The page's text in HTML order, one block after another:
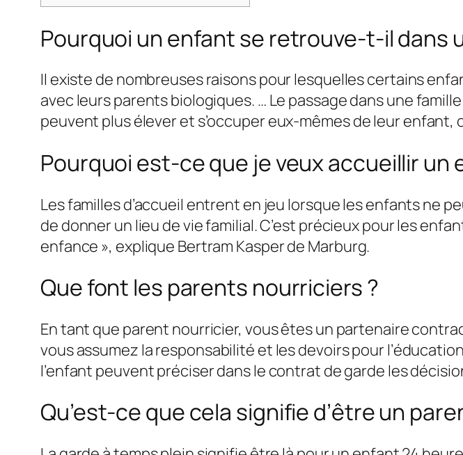
Pourquoi un enfant se retrouve-t-il dans
Il existe de nombreuses raisons pour lesquelles certains
avec leurs parents biologiques. … Le passage dans une
peuvent plus élever et s’occuper eux-mêmes de leur
Pourquoi est-ce que je veux accueillir un
Les familles d’accueil entrent en jeu lorsque les enfants ne
de donner un lieu de vie familial. C’est précieux pour les
enfance », explique Bertram Kasper de Marburg.
Que font les parents nourriciers ?
En tant que parent nourricier, vous êtes un partenaire
vous assumez la responsabilité et les devoirs pour
l’enfant peuvent préciser dans le contrat de garde les
Qu’est-ce que cela signifie d’être un